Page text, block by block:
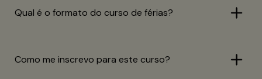
Qual é o formato do curso de férias?
Como me inscrevo para este curso?